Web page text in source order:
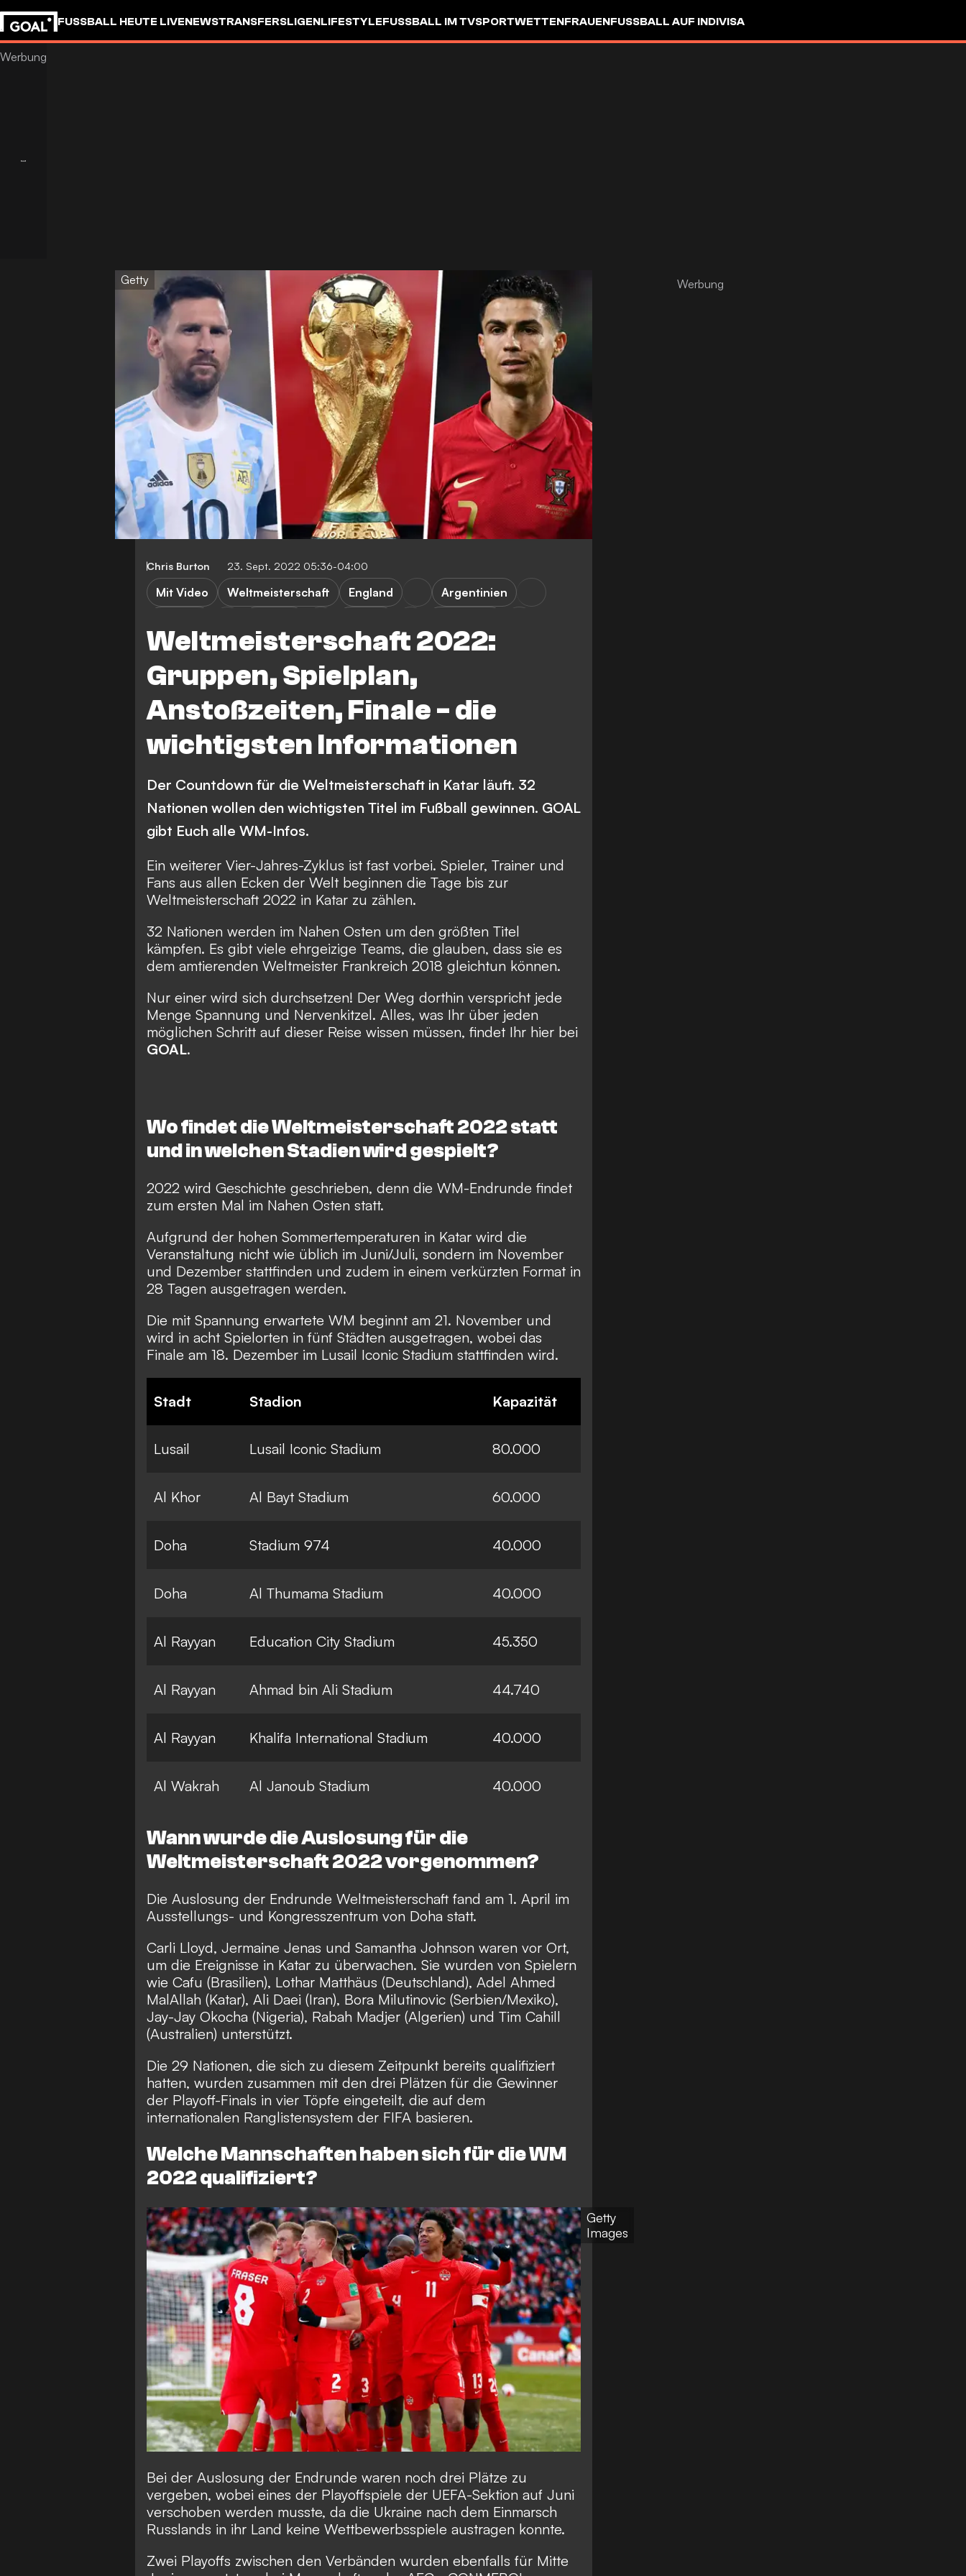
FUSSBALL HEUTE LIVENEWSTRANSFERSLIGENLIFESTYLEFUSSBALL IM TV SPORTWETTENFRAUENFUSSBALL AUF INDIVISA
Getty
Chris Burton 23. Sept. 2022 05:36-04:00
Weltmeisterschaft 2022:
Gruppen, Spielplan,
Anstoßzeiten, Finale - die
wichtigsten Informationen
Mit Video Weltmeisterschaft England
Argentinien
Portugal
Katar Mexiko
Niederlande
Dänemark
Deutschland Schweiz
Kroatien
Senegal Iran
Japan
Marokko
Serbien Polen
Südkorea
Saudi-Arabien
Ghana
Der Countdown für die Weltmeisterschaft in Katar läuft. 32
Nationen wollen den wichtigsten Titel im Fußball gewinnen. GOAL
gibt Euch alle WM-Infos.
Ein weiterer Vier-Jahres-Zyklus ist fast vorbei. Spieler, Trainer und
Fans aus allen Ecken der Welt beginnen die Tage bis zur
Weltmeisterschaft 2022 in Katar zu zählen.
32 Nationen werden im Nahen Osten um den größten Titel
kämpfen. Es gibt viele ehrgeizige Teams, die glauben, dass sie es
dem amtierenden Weltmeister Frankreich 2018 gleichtun können.
Nur einer wird sich durchsetzen! Der Weg dorthin verspricht jede
Menge Spannung und Nervenkitzel. Alles, was Ihr über jeden
möglichen Schritt auf dieser Reise wissen müssen, findet Ihr hier bei
GOAL.
Wo findet die Weltmeisterschaft 2022 statt
und in welchen Stadien wird gespielt?
2022 wird Geschichte geschrieben, denn die WM-Endrunde findet
zum ersten Mal im Nahen Osten statt.
Aufgrund der hohen Sommertemperaturen in Katar wird die
Veranstaltung nicht wie üblich im Juni/Juli, sondern im November
und Dezember stattfinden und zudem in einem verkürzten Format in
28 Tagen ausgetragen werden.
Die mit Spannung erwartete WM beginnt am 21. November und
wird in acht Spielorten in fünf Städten ausgetragen, wobei das
Finale am 18. Dezember im Lusail Iconic Stadium stattfinden wird.
Stadt Stadion Kapazität
Lusail Lusail Iconic Stadium 80.000
Al Khor Al Bayt Stadium 60.000
Doha Stadium 974 40.000
Doha Al Thumama Stadium 40.000
Al Rayyan Education City Stadium 45.350
Al Rayyan Ahmad bin Ali Stadium 44.740
Al Rayyan Khalifa International Stadium 40.000
Al Wakrah Al Janoub Stadium 40.000
Wann wurde die Auslosung für die
Weltmeisterschaft 2022 vorgenommen?
Die Auslosung der Endrunde Weltmeisterschaft fand am 1. April im
Ausstellungs- und Kongresszentrum von Doha statt.
Carli Lloyd, Jermaine Jenas und Samantha Johnson waren vor Ort,
um die Ereignisse in Katar zu überwachen. Sie wurden von Spielern
wie Cafu (Brasilien), Lothar Matthäus (Deutschland), Adel Ahmed
MalAllah (Katar), Ali Daei (Iran), Bora Milutinovic (Serbien/Mexiko),
Jay-Jay Okocha (Nigeria), Rabah Madjer (Algerien) und Tim Cahill
(Australien) unterstützt.
Die 29 Nationen, die sich zu diesem Zeitpunkt bereits qualifiziert
hatten, wurden zusammen mit den drei Plätzen für die Gewinner
der Playoff-Finals in vier Töpfe eingeteilt, die auf dem
internationalen Ranglistensystem der FIFA basieren.
Welche Mannschaften haben sich für die WM
2022 qualifiziert?
Getty
Images
Bei der Auslosung der Endrunde waren noch drei Plätze zu
vergeben, wobei eines der Playoffspiele der UEFA-Sektion auf Juni
verschoben werden musste, da die Ukraine nach dem Einmarsch
Russlands in ihr Land keine Wettbewerbsspiele austragen konnte.
Zwei Playoffs zwischen den Verbänden wurden ebenfalls für Mitte